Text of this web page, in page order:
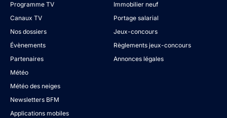
Programme TV
Canaux TV
Nos dossiers
Évènements
Partenaires
Météo
Météo des neiges
Newsletters BFM
Applications mobiles
Immobilier neuf
Portage salarial
Jeux-concours
Règlements jeux-concours
Annonces légales